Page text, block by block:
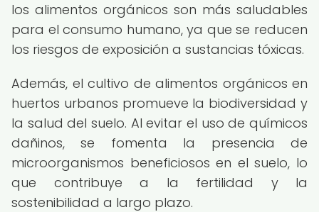
los alimentos orgánicos son más saludables
para el consumo humano, ya que se reducen
los riesgos de exposición a sustancias tóxicas.
Además, el cultivo de alimentos orgánicos en
huertos urbanos promueve la biodiversidad y
la salud del suelo. Al evitar el uso de químicos
dañinos, se fomenta la presencia de
microorganismos beneficiosos en el suelo, lo
que contribuye a la fertilidad y la
sostenibilidad a largo plazo.